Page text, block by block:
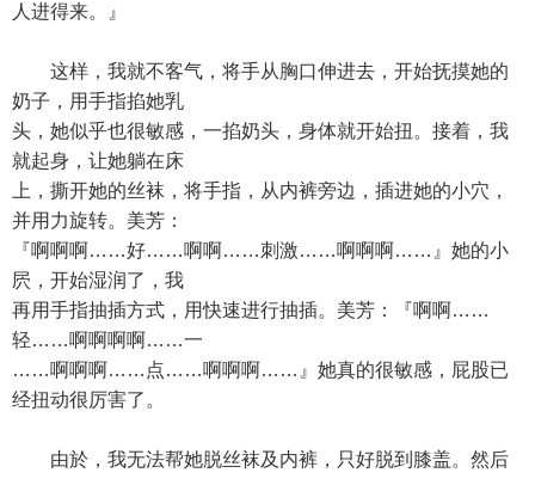
人进得来。』
这样，我就不客气，将手从胸口伸进去，开始抚摸她的
奶子，用手指掐她乳
头，她似乎也很敏感，一掐奶头，身体就开始扭。接着，我
就起身，让她躺在床
上，撕开她的丝袜，将手指，从内裤旁边，插进她的小穴，
并用力旋转。美芳：
『啊啊啊……好……啊啊……刺激……啊啊啊……』她的小
屄，开始湿润了，我
再用手指抽插方式，用快速进行抽插。美芳：『啊啊……
轻……啊啊啊啊……一
……啊啊啊……点……啊啊啊……』她真的很敏感，屁股已
经扭动很厉害了。
由於，我无法帮她脱丝袜及内裤，只好脱到膝盖。然后